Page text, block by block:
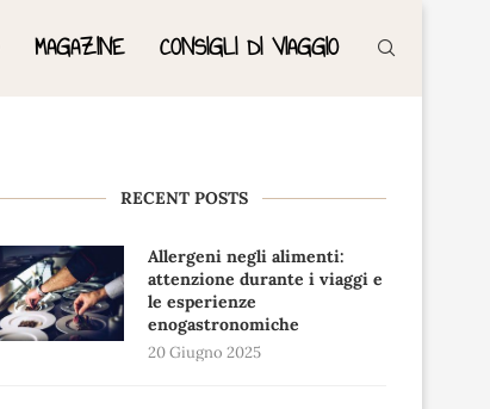
MAGAZINE CONSIGLI DI VIAGGIO
RECENT POSTS
Allergeni negli alimenti:
attenzione durante i viaggi e
le esperienze
enogastronomiche
20 Giugno 2025